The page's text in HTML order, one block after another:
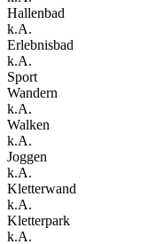
Hallenbad
k.A.
Erlebnisbad
k.A.
Sport
Wandern
k.A.
Walken
k.A.
Joggen
k.A.
Kletterwand
k.A.
Kletterpark
k.A.